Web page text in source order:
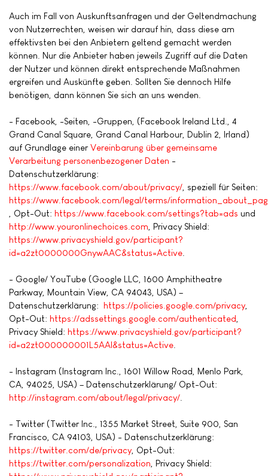
Auch im Fall von Auskunftsanfragen und der Geltendmachung
von Nutzerrechten, weisen wir darauf hin, dass diese am
effektivsten bei den Anbietern geltend gemacht werden
können. Nur die Anbieter haben jeweils Zugriff auf die Daten
der Nutzer und können direkt entsprechende Maßnahmen
ergreifen und Auskünfte geben. Sollten Sie dennoch Hilfe
benötigen, dann können Sie sich an uns wenden.
- Facebook, -Seiten, -Gruppen, (Facebook Ireland Ltd., 4
Grand Canal Square, Grand Canal Harbour, Dublin 2, Irland)
auf Grundlage einer Vereinbarung über gemeinsame
Verarbeitung personenbezogener Daten -
Datenschutzerklärung:
https://www.facebook.com/about/privacy/ , speziell für Seiten:
https://www.facebook.com/legal/terms/
, Opt-Out: https://www.facebook.com/settings?tab=ads und
http://www.youronlinechoices.com , Privacy Shield:
https://www.privacyshield.gov/participant?
id=a2zt0000000GnywAAC&status=Active
- Google/ YouTube (Google LLC, 1600 Amphitheatre
Parkway, Mountain View, CA 94043, USA) –
Datenschutzerklärung: https://policies.google.com/privacy
Opt-Out: https://adssettings.google.com/authenticated
Privacy Shield: https://www.privacyshield.gov/participant?
id=a2zt000000001L5AAI&status=Active
- Instagram (Instagram Inc., 1601 Willow Road, Menlo Park,
CA, 94025, USA) – Datenschutzerklärung/ Opt-Out:
http://instagram.com/about/legal/privacy/
- Twitter (Twitter Inc., 1355 Market Street, Suite 900, San
Francisco, CA 94103, USA) - Datenschutzerklärung:
https://twitter.com/de/privacy , Opt-Out:
https://twitter.com/personalization , Privacy Shield: